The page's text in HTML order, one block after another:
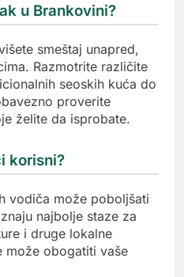
u Brankovini?
smeštaj unapred,
Razmotrite različite
seoskih kuća do
proverite
želite da isprobate.
korisni?
vodiča može poboljšati
najbolje staze za
i druge lokalne
može obogatiti vaše